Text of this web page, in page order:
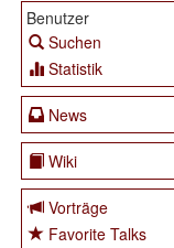
Benutzer
Suchen
Statistik
News
Wiki
Vorträge
Favorite Talks